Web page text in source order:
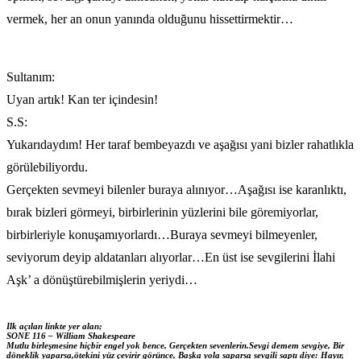
vermek, her an onun yanında olduğunu hissettirmektir…
Sultanım:
Uyan artık! Kan ter içindesin!
S.S:
Yukarıdaydım! Her taraf bembeyazdı ve aşağısı yani bizler rahatlıkla
görülebiliyordu.
Gerçekten sevmeyi bilenler buraya alınıyor…Aşağısı ise karanlıktı,
bırak bizleri görmeyi, birbirlerinin yüzlerini bile göremiyorlar,
birbirleriyle konuşamıyorlardı…Buraya sevmeyi bilmeyenler,
seviyorum deyip aldatanları alıyorlar…En üst ise sevgilerini İlahi
Aşk’ a dönüştürebilmişlerin yeriydi…
Ilk açılan linkte yer alan;
SONE 116 – William Shakespeare
Mutlu birleşmesine hiçbir engel yok bence, Gerçekten sevenlerin.Sevgi demem sevgiye, Bir
döneklik yaparsa,ötekini yüz çevirir görünce, Başka yola saparsa sevgili saptı diye: Hayır,